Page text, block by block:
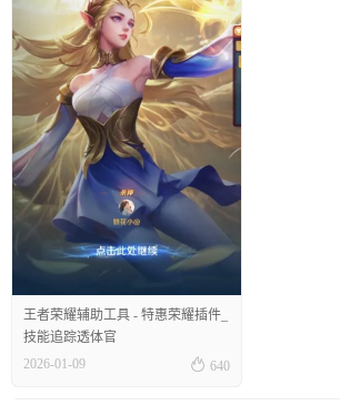
王者荣耀辅助工具 - 特惠荣耀插件_
技能追踪透体官
2026-01-09
 640